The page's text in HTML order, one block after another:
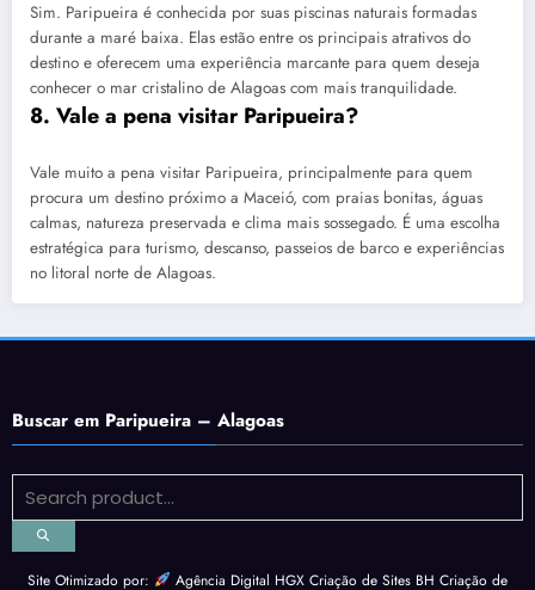
Sim. Paripueira é conhecida por suas piscinas naturais formadas
durante a maré baixa. Elas estão entre os principais atrativos do
destino e oferecem uma experiência marcante para quem deseja
conhecer o mar cristalino de Alagoas com mais tranquilidade.
8. Vale a pena visitar Paripueira?
Vale muito a pena visitar Paripueira, principalmente para quem
procura um destino próximo a Maceió, com praias bonitas, águas
calmas, natureza preservada e clima mais sossegado. É uma escolha
estratégica para turismo, descanso, passeios de barco e experiências
no litoral norte de Alagoas.
Buscar em Paripueira – Alagoas
Site Otimizado por: Agência Digital HGX Criação de Sites BH Criação de